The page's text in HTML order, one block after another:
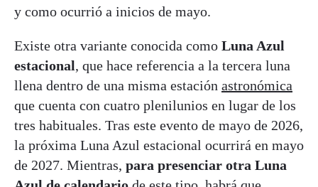
y como ocurrió a inicios de mayo.
Existe otra variante conocida como Luna Azul
estacional, que hace referencia a la tercera luna
llena dentro de una misma estación astronómica
que cuenta con cuatro plenilunios en lugar de los
tres habituales. Tras este evento de mayo de 2026,
la próxima Luna Azul estacional ocurrirá en mayo
de 2027. Mientras, para presenciar otra Luna